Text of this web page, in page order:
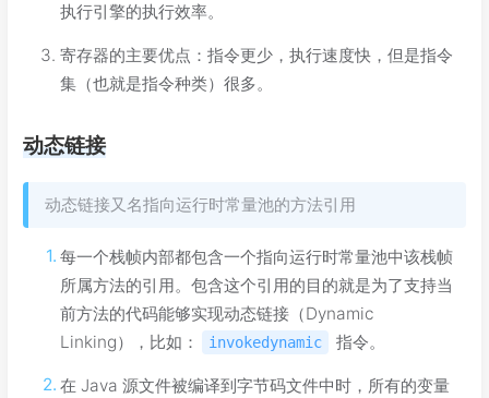
执行引擎的执行效率。
寄存器的主要优点：指令更少，执行速度快，但是指令
集（也就是指令种类）很多。
动态链接
动态链接又名指向运行时常量池的方法引用
每一个栈帧内部都包含一个指向运行时常量池中该栈帧
所属方法的引用。包含这个引用的目的就是为了支持当
前方法的代码能够实现动态链接（Dynamic
Linking），比如：
invokedynamic 指令。
在 Java 源文件被编译到字节码文件中时，所有的变量